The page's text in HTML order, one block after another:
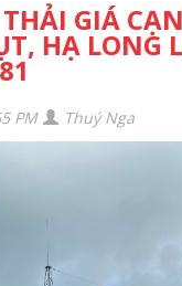
GIÁ
HẠ LONG
PM Thuý Nga